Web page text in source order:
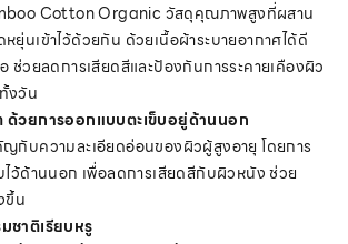
Cotton Organic วัสดุคุณภาพสูงที่ผสาน
ยุ่นเข้าไว้ด้วยกัน ด้วยเนื้อผ้าระบายอากาศได้ดี
ช่วยลดการเสียดสีและป้องกันการระคายเคืองผิว
งวัน
ด้วยการออกแบบตะเข็บอยู่ด้านนอก
กับความละเอียดอ่อนของผิวผู้สูงอายุ โดยการ
ไว้ด้านนอก เพื่อลดการเสียดสีกับผิวหนัง ช่วย
ขึ้น
ชาติเรียบหรู